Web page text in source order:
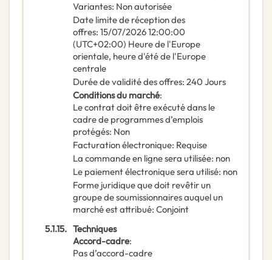
Variantes: Non autorisée
Date limite de réception des
offres: 15/07/202612:00:00
(UTC+02:00) Heure de l'Europe
orientale, heure d'été de l'Europe
centrale
Durée de validité des offres: 240 Jours
Conditions du marché:
Le contrat doit être exécuté dans le
cadre de programmes d’emplois
protégés: Non
Facturation électronique: Requise
La commande en ligne sera utilisée: non
Le paiement électronique sera utilisé: non
Forme juridique que doit revêtir un
groupe de soumissionnaires auquel un
marché est attribué: Conjoint
5.1.15. Techniques
Accord-cadre:
Pas d’accord-cadre